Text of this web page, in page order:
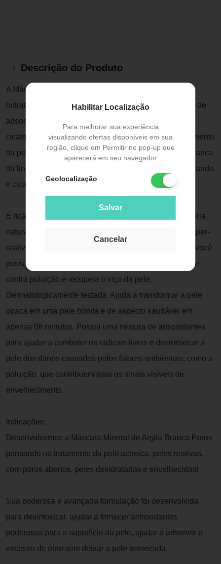
Habilitar Localização
Para melhorar sua experiência
visualizando ofertas disponíveis em sua
região, clique em Permitir no pop-up que
aparecerá em seu navegador
Geolocalização
Salvar
Cancelar
Descrição do Produto
A Máscara Mineral de Argila Branca Poros auxilia na
hidratação e na reestruturação da pele. Promove ação de
adsorver a oleosidade sem desidratar a pele, suaviza,
cicatriza. Pode ser associada ao tratamento de clareamento
da pele. Feita de argila natural, a Máscara de Argila Branca
da linha Be Belle diminui a oleosidade da pele, suavizando
e cicatrizando os tecidos.
É rica em minerais com ação purificante, anti-inflamatória
natural e hidratante. Ideal para peles desidratadas e hiper-
reativas. Um produto com diversas soluções para que você
possa tratar a pele oleosa ou afetada por acne. Protege
contra poluição e recupera o viço da pele.
Dermatologicamente testada. Ajuda a transformar a pele
opaca em uma pele bonita e de aspecto saudável em
apenas 08 minutos. Possui uma mistura de antioxidantes
para ajudar a combater os radicais livres e desintoxicar a
pele dos danos causados pelos fatores ambientais, como a
poluição, que contribuem para os sinais visíveis de
envelhecimento.
Indicações:
Desenvolvemos a Máscara Mineral de Argila Branca Poros
pensando no tratamento da pele acneica, peles reativas,
com poros abertos, peles desidratadas e envelhecidas!
Sua poderosa e avançada formulação foi desenvolvida
para desintoxicar, ajudar a fornecer antioxidantes
poderosos para a superfície da pele, ajudar a adsorver o
excesso de óleo sem deixar a pele ressecada.